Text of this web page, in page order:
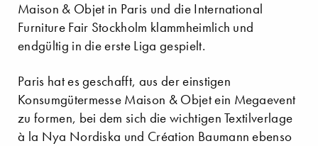
Maison & Objet in Paris und die International
Furniture Fair Stockholm klammheimlich und
endgültig in die erste Liga gespielt.
Paris hat es geschafft, aus der einstigen
Konsumgütermesse Maison & Objet ein Megaevent
zu formen, bei dem sich die wichtigen Textilverlage
à la Nya Nordiska und Création Baumann ebenso